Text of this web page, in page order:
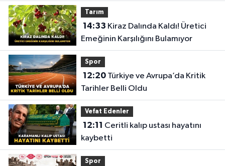
Tarım
14:33
Emeğinin Karşılığını Bulamıyor
Spor
12:20Türkiye ve Avrupa’da Kritik
Tarihler Belli Oldu
Vefat Edenler
12:11
kaybetti
Spor